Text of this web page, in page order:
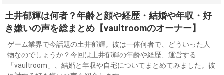
土井郁輝は何者？年齢と顔や経歴・結婚や年収・好
き嫌いの声を総まとめ【vaultroomのオーナー】
ゲーム業界で今話題の土井郁輝。彼は一体何者で、どういった人
物なのでしょうか？今回は土井郁輝の年齢や経歴、運営する
「vaultroom」、結婚と年収や自宅についてまとめてみました。彼